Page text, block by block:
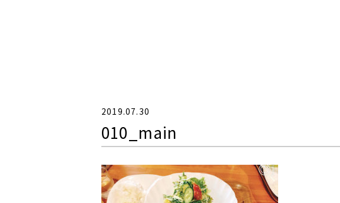
2019.07.30
010_main